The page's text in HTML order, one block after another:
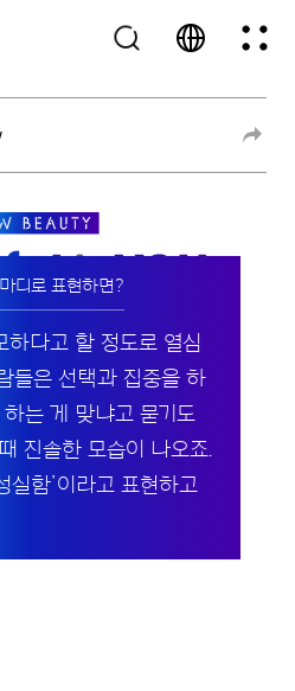
디로 표현하면?
하다고 할 정도로 열심
들은 선택과 집중을 하
는 게 맞냐고 묻기도
진솔한 모습이 나오죠.
실함’이라고 표현하고